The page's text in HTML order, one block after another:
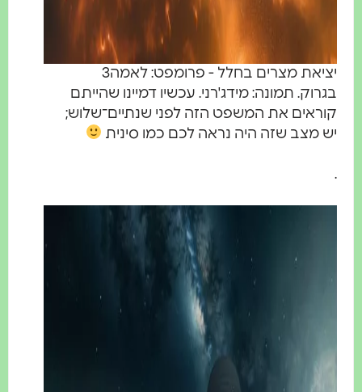
יציאת מצרים בחלל - פרומפט: לאמה3
בגרוק. תמונה: מידג'רני. עכשיו דמיינו שהייתם
קוראים את המשפט הזה לפני שנתיים־שלוש;
יש מצב שזה היה נראה לכם כמו סינית
.